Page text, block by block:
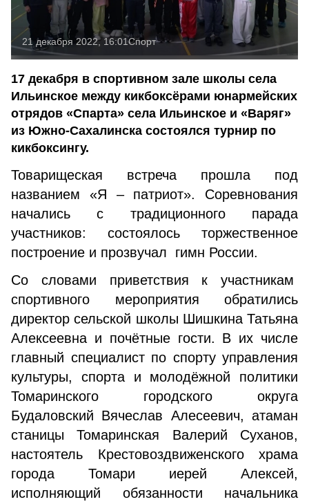
21 декабря 2022, 16:01Спорт
17 декабря в спортивном зале школы села
Ильинское между кикбоксёрами юнармейских
отрядов «Спарта» села Ильинское и «Варяг»
из Южно-Сахалинска состоялся турнир по
кикбоксингу.
Товарищеская встреча прошла под
названием «Я – патриот». Соревнования
начались с традиционного парада
участников: состоялось торжественное
построение и прозвучал гимн России.
Со словами приветствия к участникам
спортивного мероприятия обратились
директор сельской школы Шишкина Татьяна
Алексеевна и почётные гости. В их числе
главный специалист по спорту управления
культуры, спорта и молодёжной политики
Томаринского городского округа
Будаловский Вячеслав Алесеевич, атаман
станицы Томаринская Валерий Суханов,
настоятель Крестовоздвиженского храма
города Томари иерей Алексей,
исполняющий обязанности начальника